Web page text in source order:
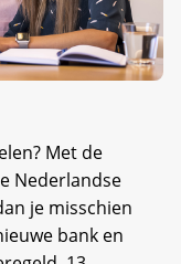
Met de
Nederlandse
je misschien
bank en